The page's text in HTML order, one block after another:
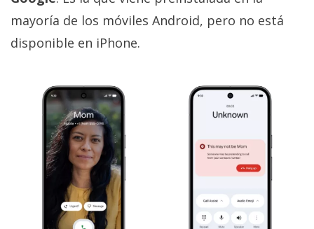
mayoría de los móviles Android, pero no está
disponible en iPhone.